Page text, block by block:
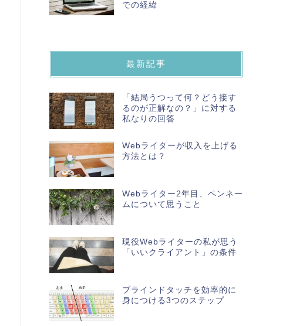
での経緯
最新記事
「結局うつって何？どう接す
るのが正解なの？」に対する
私なりの回答
Webライターが収入を上げる
方法とは？
Webライター2年目、ペンネー
ムについて思うこと
現役Webライターの私が思う
「いいクライアント」の条件
ブラインドタッチを効率的に
身につける3つのステップ